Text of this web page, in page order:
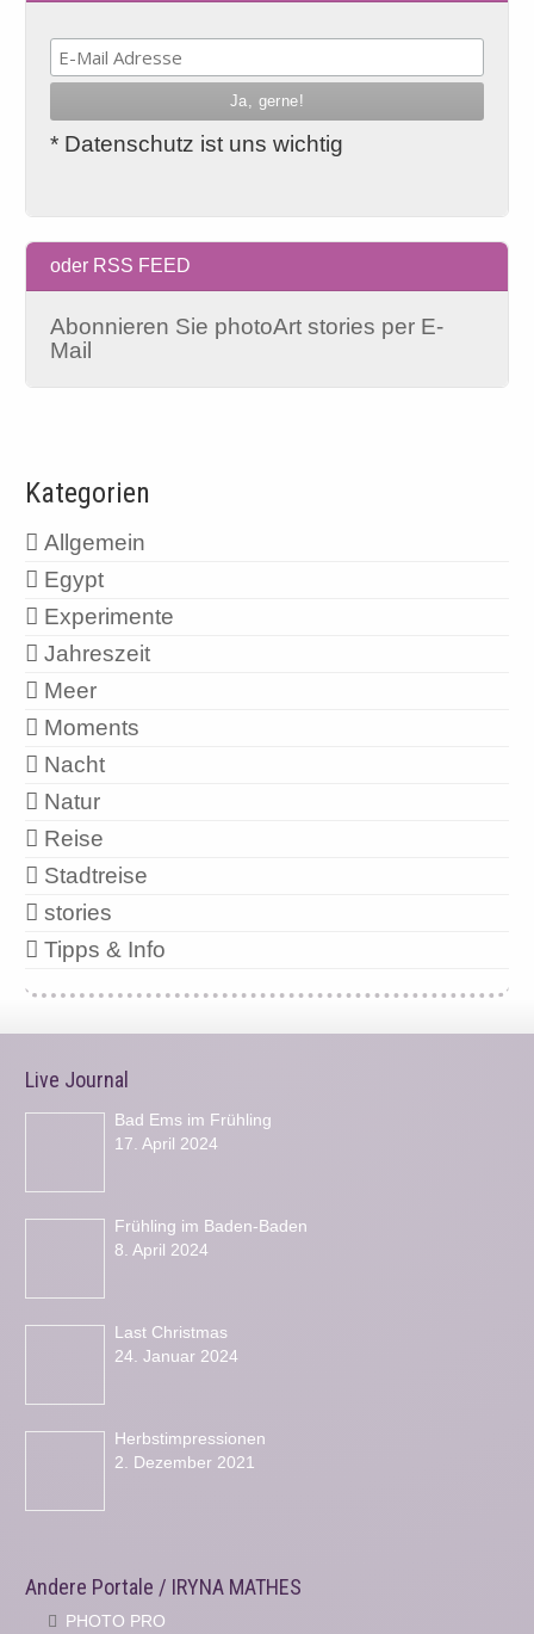
* Datenschutz ist uns wichtig
oder RSS FEED
Abonnieren Sie photoArt stories per E-
Mail
Kategorien
Allgemein
Egypt
Experimente
Jahreszeit
Meer
Moments
Nacht
Natur
Reise
Stadtreise
stories
Tipps & Info
Live Journal
Bad Ems im Frühling
17. April 2024
Frühling im Baden-Baden
8. April 2024
Last Christmas
24. Januar 2024
Herbstimpressionen
2. Dezember 2021
Andere Portale / IRYNA MATHES
PHOTO PRO